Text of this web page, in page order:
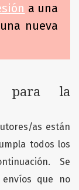
a una
una nueva
para la
as están
todos los
Se
envíos que no